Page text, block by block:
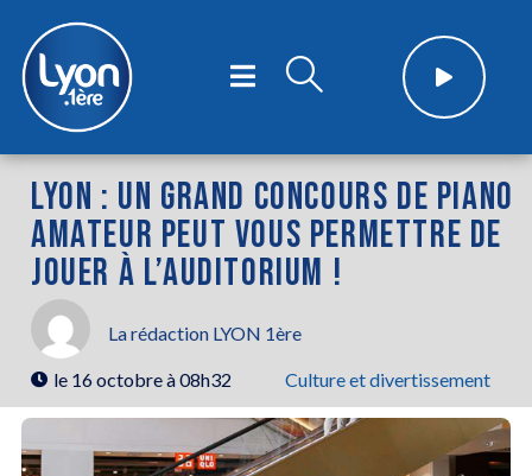
LYON : UN GRAND CONCOURS DE PIANO
AMATEUR PEUT VOUS PERMETTRE DE
JOUER À L’AUDITORIUM !
La rédaction LYON 1ère
le 16 octobre à 08h32 Culture et divertissement